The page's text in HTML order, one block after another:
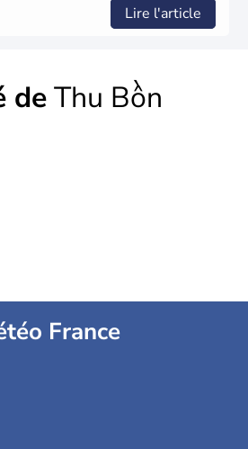
Lire l'article
deThu Bồn
France